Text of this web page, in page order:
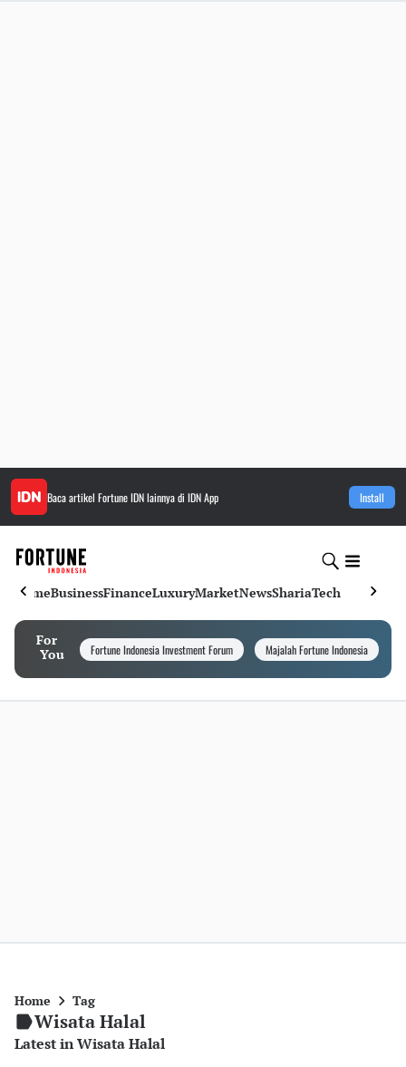
Baca artikel Fortune IDNlainnya di IDN App Install
HomeBusinessFinanceLuxuryMarketNewsShariaTech
For
You
Fortune Indonesia Investment Forum Majalah Fortune Indonesia
Home Tag
Wisata Halal
Latest in Wisata Halal